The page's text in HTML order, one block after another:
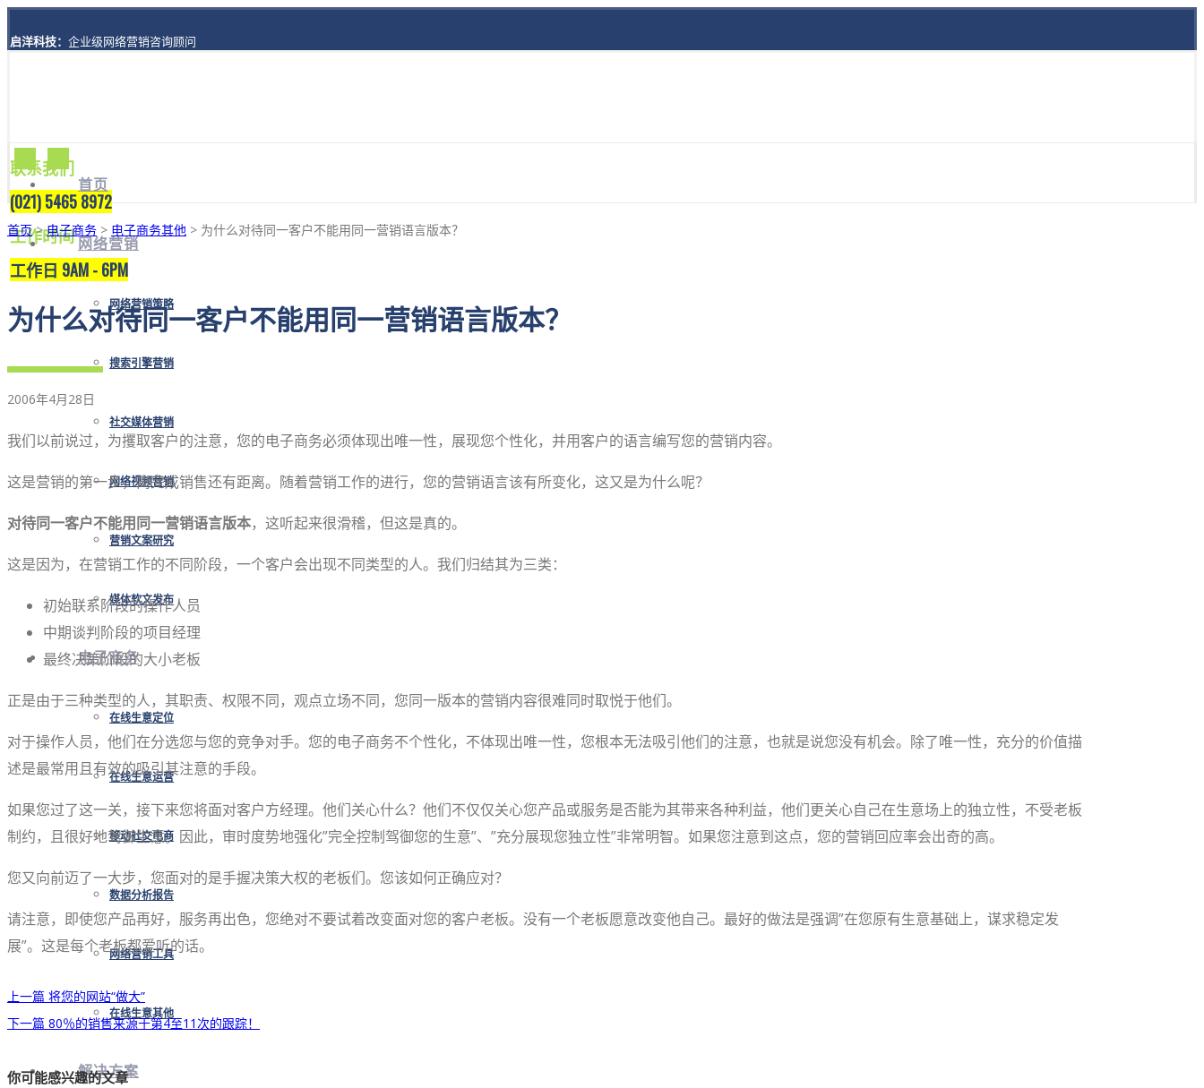
启洋科技： 企业级网络营销咨询顾问
联系我们
(021) 5465 8972
工作时间
工作日 9AM - 6PM
首页
网络营销
网络营销策略
搜索引擎营销
社交媒体营销
网络视频营销
营销文案研究
媒体软文发布
电子商务
在线生意定位
在线生意运营
移动社交电商
数据分析报告
网络营销工具
在线生意其他
解决方案
首页>电子商务 > 电子商务其他 > 为什么对待同一客户不能用同一营销语言版本？
为什么对待同一客户不能用同一营销语言版本？
2006年4月28日
我们以前说过，为攫取客户的注意，您的电子商务必须体现出唯一性，展现您个性化，并用客户的语言编写您的营销内容。
这是营销的第一步，离完成销售还有距离。随着营销工作的进行，您的营销语言该有所变化，这又是为什么呢？
对待同一客户不能用同一营销语言版本，这听起来很滑稽，但这是真的。
这是因为，在营销工作的不同阶段，一个客户会出现不同类型的人。我们归结其为三类：
初始联系阶段的操作人员
中期谈判阶段的项目经理
最终决策阶段的大小老板
正是由于三种类型的人，其职责、权限不同，观点立场不同，您同一版本的营销内容很难同时取悦于他们。
对于操作人员，他们在分选您与您的竞争对手。您的电子商务不个性化，不体现出唯一性，您根本无法吸引他们的注意，也就是说您没有机会。除了唯一性，充分的价值描
述是最常用且有效的吸引其注意的手段。
如果您过了这一关，接下来您将面对客户方经理。他们关心什么？他们不仅仅关心您产品或服务是否能为其带来各种利益，他们更关心自己在生意场上的独立性，不受老板
制约，且很好地驾御生意。因此，审时度势地强化”完全控制驾御您的生意”、”充分展现您独立性”非常明智。如果您注意到这点，您的营销回应率会出奇的高。
您又向前迈了一大步，您面对的是手握决策大权的老板们。您该如何正确应对？
请注意，即使您产品再好，服务再出色，您绝对不要试着改变面对您的客户老板。没有一个老板愿意改变他自己。最好的做法是强调”在您原有生意基础上，谋求稳定发
展”。这是每个老板都爱听的话。
上一篇 将您的网站“做大”
下一篇 80％的销售来源于第4至11次的跟踪！
你可能感兴趣的文章